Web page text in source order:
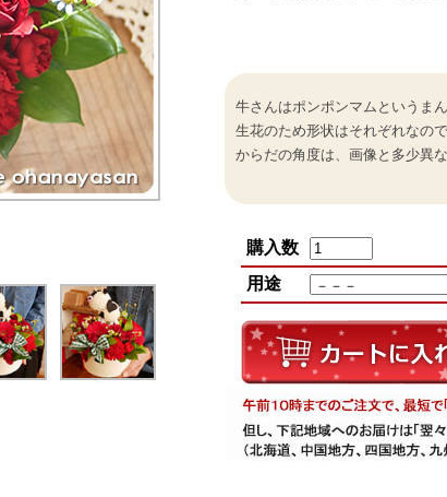
牛さんはポンポンマムというま
生花のため形状はそれぞれなの
からだの角度は、画像と多少異
購入数
用途